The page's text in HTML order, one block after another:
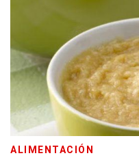
ALIMENTACIÓN